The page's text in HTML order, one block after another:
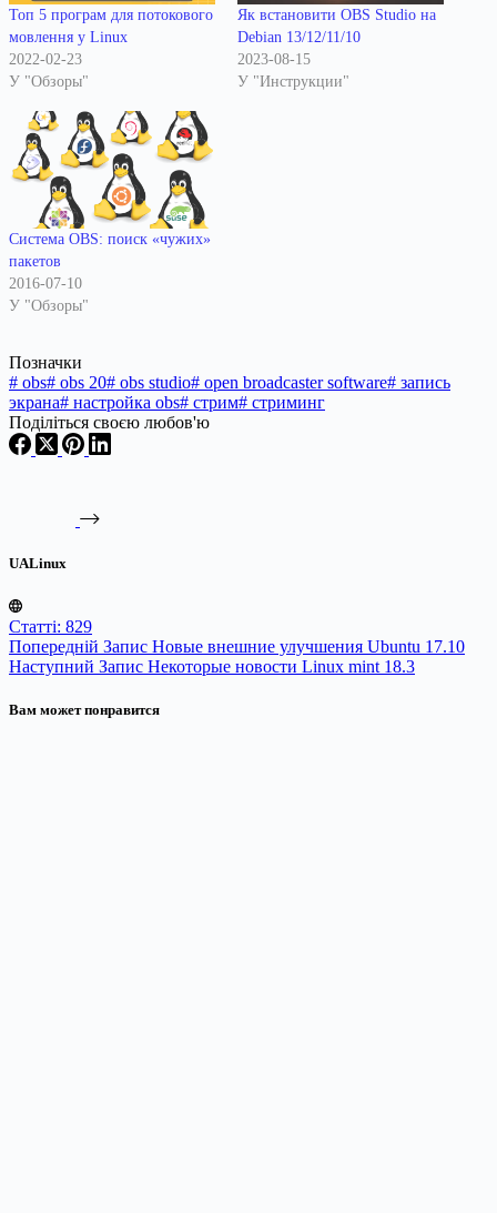
Топ 5 програм для потокового
мовлення у Linux
2022-02-23
У "Обзоры"
Як встановити OBS Studio на
Debian 13/12/11/10
2023-08-15
У "Инструкции"
Система OBS: поиск «чужих»
пакетов
2016-07-10
У "Обзоры"
Позначки
# obs# obs 20# obs studio# open broadcaster software# запись
экрана# настройка obs# стрим# стриминг
Поділіться своєю любов'ю
UALinux
Статті: 829
Попередній Запис Новые внешние улучшения Ubuntu 17.10
Наступний Запис Некоторые новости Linux mint 18.3
Вам может понравится